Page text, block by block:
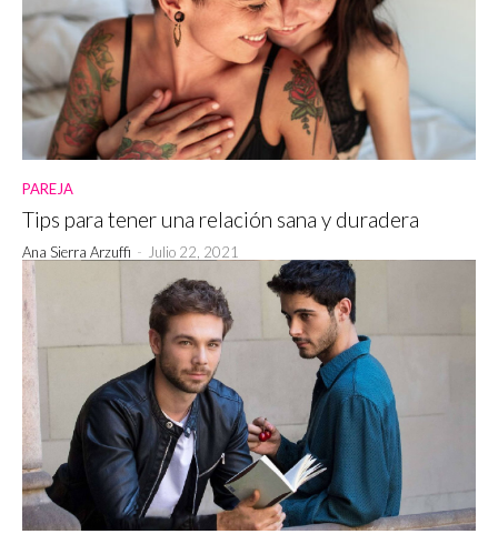
PAREJA
Tips para tener una relación sana y duradera
Ana Sierra Arzuffi - Julio 22, 2021